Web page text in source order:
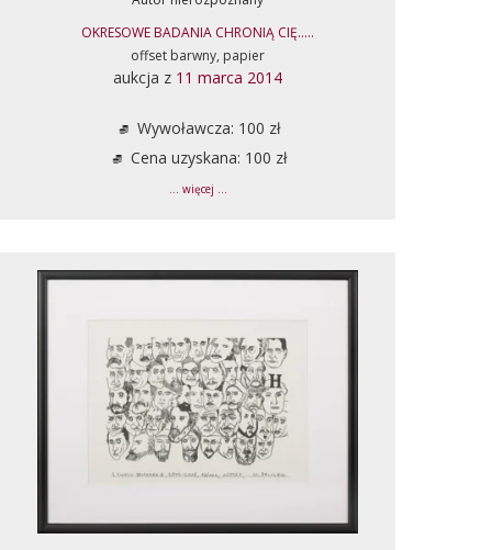
OKRESOWE BADANIA CHRONIĄ CIĘ.....
offset barwny, papier
aukcja z 11 marca 2014
Wywoławcza: 100 zł
Cena uzyskana: 100 zł
... więcej ...